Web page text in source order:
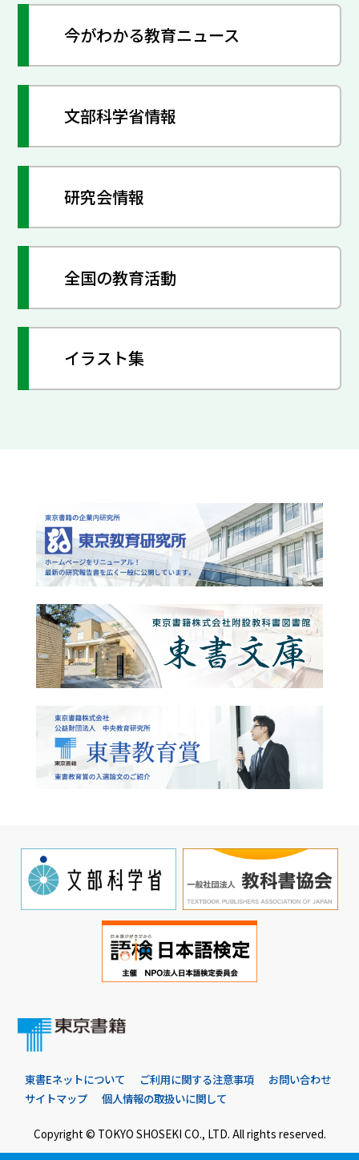
今がわかる教育ニュース
文部科学省情報
研究会情報
全国の教育活動
イラスト集
東書Eネットについて ご利用に関する注意事項
お問い合わせ
サイトマップ
個人情報の取扱いに関して
Copyright © TOKYO SHOSEKI CO., LTD. All rights reserved.